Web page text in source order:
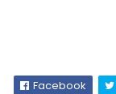
Facebook